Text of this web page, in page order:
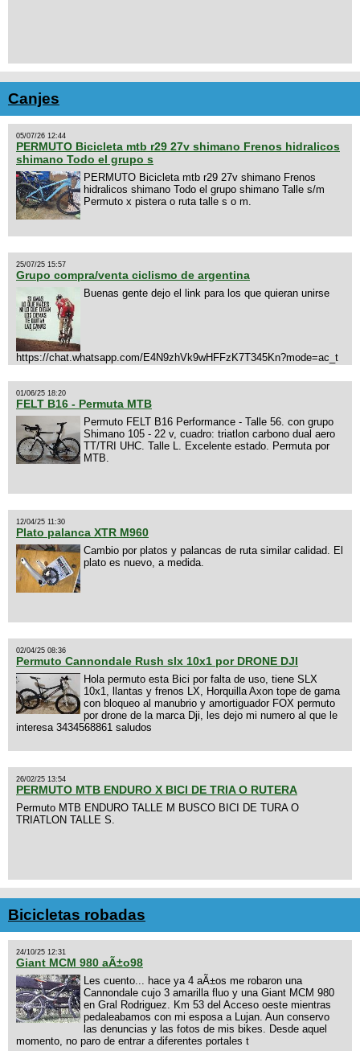
Canjes
05/07/26 12:44
PERMUTO Bicicleta mtb r29 27v shimano Frenos hidralicos
shimano Todo el grupo s
PERMUTO Bicicleta mtb r29 27v shimano Frenos
hidralicos shimano Todo el grupo shimano Talle s/m
Permuto x pistera o ruta talle s o m.
25/07/25 15:57
Grupo compra/venta ciclismo de argentina
Buenas gente dejo el link para los que quieran unirse
https://chat.whatsapp.com/E4N9zhVk9wHFFzK7T345Kn?mode=ac_t
01/06/25 18:20
FELT B16 - Permuta MTB
Permuto FELT B16 Performance - Talle 56. con grupo
Shimano 105 - 22 v, cuadro: triatlon carbono dual aero
TT/TRI UHC. Talle L. Excelente estado. Permuta por
MTB.
12/04/25 11:30
Plato palanca XTR M960
Cambio por platos y palancas de ruta similar calidad. El
plato es nuevo, a medida.
02/04/25 08:36
Permuto Cannondale Rush slx 10x1 por DRONE DJI
Hola permuto esta Bici por falta de uso, tiene SLX
10x1, llantas y frenos LX, Horquilla Axon tope de gama
con bloqueo al manubrio y amortiguador FOX permuto
por drone de la marca Dji, les dejo mi numero al que le
interesa 3434568861 saludos
26/02/25 13:54
PERMUTO MTB ENDURO X BICI DE TRIA O RUTERA
Permuto MTB ENDURO TALLE M BUSCO BICI DE TURA O
TRIATLON TALLE S.
Bicicletas robadas
24/10/25 12:31
Giant MCM 980 aÃ±o98
Les cuento... hace ya 4 aÃ±os me robaron una
Cannondale cujo 3 amarilla fluo y una Giant MCM 980
en Gral Rodriguez. Km 53 del Acceso oeste mientras
pedaleabamos con mi esposa a Lujan. Aun conservo
las denuncias y las fotos de mis bikes. Desde aquel
momento, no paro de entrar a diferentes portales t